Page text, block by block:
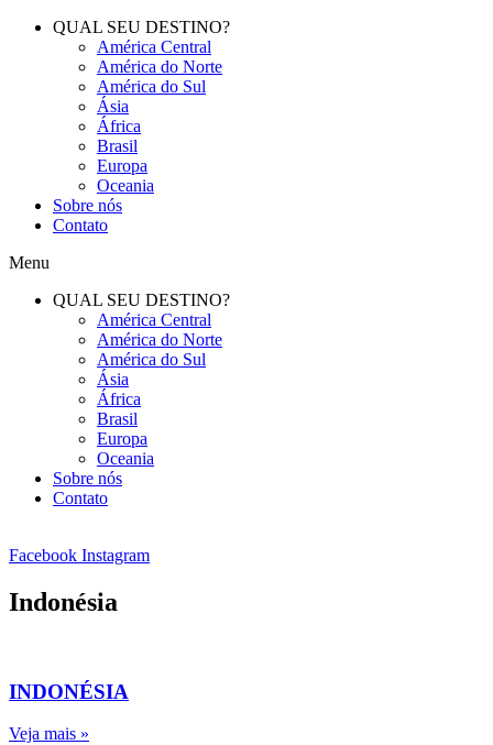
QUAL SEU DESTINO?
América Central
América do Norte
América do Sul
Ásia
África
Brasil
Europa
Oceania
Sobre nós
Contato
Menu
QUAL SEU DESTINO?
América Central
América do Norte
América do Sul
Ásia
África
Brasil
Europa
Oceania
Sobre nós
Contato
Facebook Instagram
Indonésia
INDONÉSIA
Veja mais »